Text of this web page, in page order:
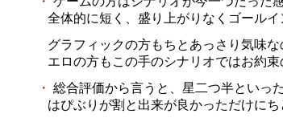
全体的に短く、盛り上がりなくゴール
グラフィックの方もちとあっさり気味
エロの方もこの手のシナリオではお約束
・ 総合評価から言うと、星二つ半といっ
はぴぶりが割と出来が良かっただけに